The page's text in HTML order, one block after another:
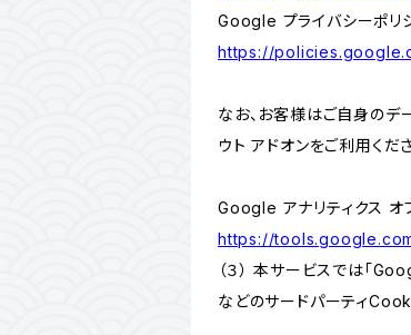
Google プライバシーポリ
https://
なお、お客様はご自身の
ウト アドオンをご利用くださ
Google アナリティクス オ
https://
（３） 本サービスでは「
などのサードパーティ